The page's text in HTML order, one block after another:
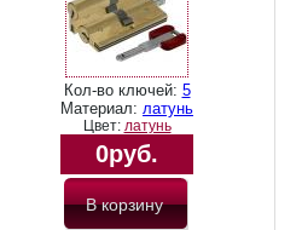
Кол-во ключей: 5
Материал: латунь
Цвет: латунь
0руб.